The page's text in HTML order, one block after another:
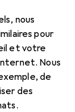
nous
pour
et votre
Nous
de
des